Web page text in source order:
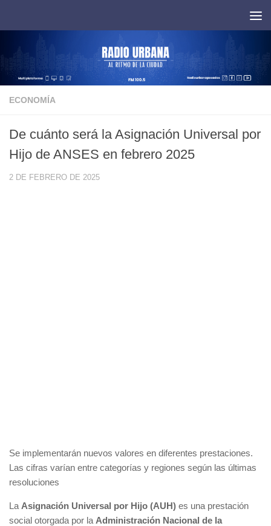
ECONOMÍA
De cuánto será la Asignación Universal por
Hijo de ANSES en febrero 2025
2 DE FEBRERO DE 2025
Se implementarán nuevos valores en diferentes prestaciones.
Las cifras varían entre categorías y regiones según las últimas
resoluciones
La Asignación Universal por Hijo (AUH) es una prestación
social otorgada por la Administración Nacional de la